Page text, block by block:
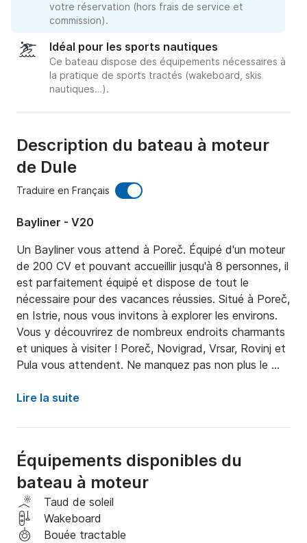
votre réservation (hors frais de service et
commission).
Idéal pour les sports nautiques
Ce bateau dispose des équipements nécessaires à
la pratique de sports tractés (wakeboard, skis
nautiques…).
Description du bateau à moteur
de Dule
Traduire en Français
Bayliner - V20
Un Bayliner vous attend à Poreč. Équipé d'un moteur
de 200 CV et pouvant accueillir jusqu'à 8 personnes, il
est parfaitement équipé et dispose de tout le
nécessaire pour des vacances réussies. Situé à Poreč,
en Istrie, nous vous invitons à explorer les environs.
Vous y découvrirez de nombreux endroits charmants
et uniques à visiter ! Poreč, Novigrad, Vrsar, Rovinj et
Pula vous attendent. Ne manquez pas non plus le
pourrez admirer des oliviers plus que millénaires et
Que vous soyez un navigateur amateur ou confirmé,
et selon votre niveau et la possession d'un permis
valide, vous pouvez choisir de piloter le bateau à
moteur vous-même ou de laisser l'un de nos skippers
professionnels vous emmener pour des vacances de
rêve. Le tarif du skipper est de 130 euros par jour.
Lire la suite
Équipements disponibles du
bateau à moteur
Taud de soleil
Wakeboard
Bouée tractable